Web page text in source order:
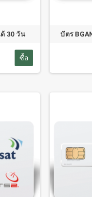
30 วัน
ซื้อ
บัตร